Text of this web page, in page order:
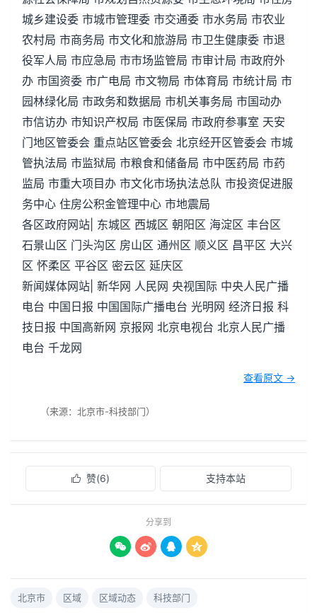
城乡建设委 市城市管理委 市交通委 市水务局 市农业
农村局 市商务局 市文化和旅游局 市卫生健康委 市退
役军人局 市应急局 市市场监管局 市审计局 市政府外
办 市国资委 市广电局 市文物局 市体育局 市统计局 市
园林绿化局 市政务和数据局 市机关事务局 市国动办
市信访办 市知识产权局 市医保局 市政府参事室 天安
门地区管委会 重点站区管委会 北京经开区管委会 市城
管执法局 市监狱局 市粮食和储备局 市中医药局 市药
监局 市重大项目办 市文化市场执法总队 市投资促进服
务中心 住房公积金管理中心 市地震局
各区政府网站| 东城区 西城区 朝阳区 海淀区 丰台区
石景山区 门头沟区 房山区 通州区 顺义区 昌平区 大兴
区 怀柔区 平谷区 密云区 延庆区
新闻媒体网站| 新华网 人民网 央视国际 中央人民广播
电台 中国日报 中国国际广播电台 光明网 经济日报 科
技日报 中国高新网 京报网 北京电视台 北京人民广播
电台 千龙网
查看原文 →
（来源：北京市-科技部门）
 赞(6) 支持本站
分享到
   
北京市 区域 区域动态 科技部门